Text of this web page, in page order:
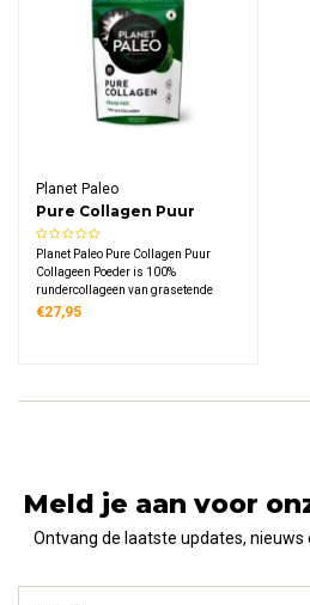
Planet Paleo
Pure Collagen Puur
Collageen Poeder
Planet Paleo Pure Collagen Puur
Collageen Poeder is 100%
rundercollageen van grasetende
weidekoeien. 7,5 gram collageen per
€27,95
Meld je aan voor
Ontvang de laatste updates, nieuws